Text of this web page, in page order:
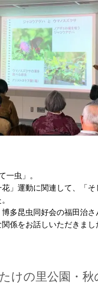
一虫」。
」運動に関連して、「
多昆虫同好会の福田治
係をお話しいただきまし
けの里公園・秋